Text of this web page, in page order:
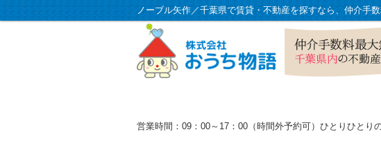
ノーブル矢作／千葉県で賃貸・不動産を探すなら、仲介手
営業時間：09：00～17：00（時間外予約可）ひとりひと